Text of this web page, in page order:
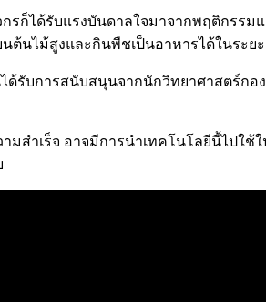
ก็ได้รับแรงบันดาลใจมาจากพฤติกรรม
ต้นไม้สูงและกินพืชเป็นอาหารได้ในระย
รับการสนับสนุนจากนักวิทยาศาสตร์ก
ำเร็จ อาจมีการนำเทคโนโลยีนี้ไปใ